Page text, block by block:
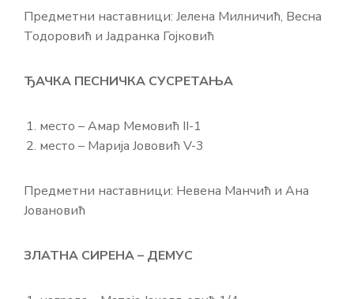
Предметни наставници: Јелена Милничић, Весна
Тодоровић и Јадранка Гојковић
ЂАЧКА ПЕСНИЧКА СУСРЕТАЊА
место – Амар Мемовић II-1
место – Марија Јововић V-3
Предметни наставници: Невена Манчић и Ана
Јовановић
ЗЛАТНА СИРЕНА – ДЕМУС